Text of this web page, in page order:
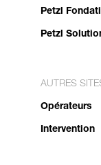
Petzl
Petzl
AUTRES
Opérateurs
Intervention